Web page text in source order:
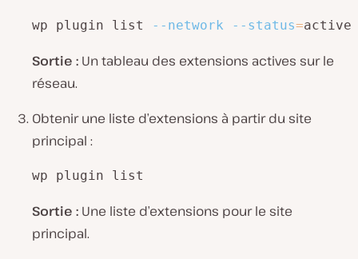
wp plugin list --network --status=active
Sortie : Un tableau des extensions actives sur le
réseau.
Obtenir une liste d’extensions à partir du site
principal :
wp plugin list
Sortie : Une liste d’extensions pour le site
principal.